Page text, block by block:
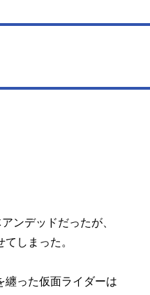
戦いの中にいた…。その戦い
身する！その名もフォー
美加朔田流星／仮面ライダー
坂田梨香子大文字隼：冨森
志保JK：土屋シオン大杉忠
有香速水公平／リブラ・ゾ
ンデッドだったが、
しまった。
纏った仮面ライダーは